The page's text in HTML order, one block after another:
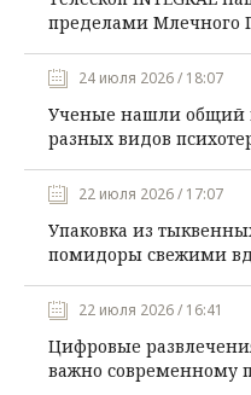
пределами Млечного
24 июля 2026 / 18:07
Ученые нашли общий
разных видов
22 июля 2026 / 17:07
Упаковка из
помидоры свежими
22 июля 2026 / 16:41
Цифровые
важно современному